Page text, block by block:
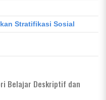
Stratifikasi Sosial
Belajar Deskriptif dan